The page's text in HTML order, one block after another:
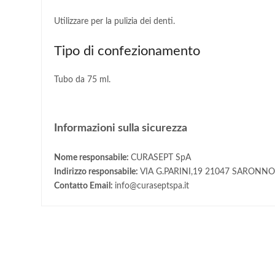
Utilizzare per la pulizia dei denti.
Tipo di confezionamento
Tubo da 75 ml.
Informazioni sulla sicurezza
Nome responsabile: CURASEPT SpA
Indirizzo responsabile: VIA G.PARINI,19 21047
Contatto Email: info@curaseptspa.it